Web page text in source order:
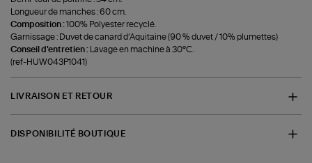
Longueur de manches : 60 cm.
Composition :100% Polyester recyclé.
Garnissage : Duvet de canard d’Aquitaine (90 % duvet / 10% plumettes)
Conseil d'entretien :
Lavage en machine à 30°C.
(ref-HUW043P1041)
LIVRAISON ET RETOUR
DISPONIBILITÉ BOUTIQUE